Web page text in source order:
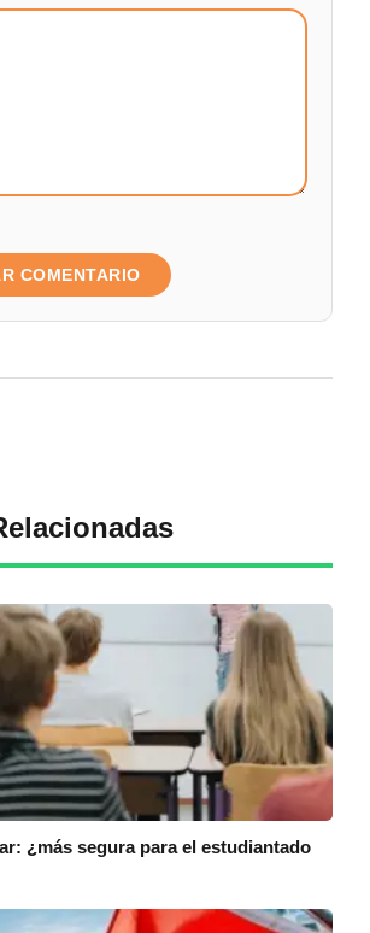
¿más segura para el estudiantado